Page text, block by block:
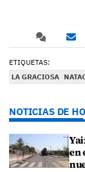
ETIQUETAS:
LA GRACIOSA
NOTICIAS DE
en